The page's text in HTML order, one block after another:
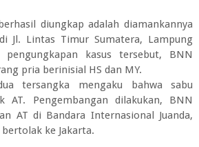
diungkap adalah diamankannya
Jl. Lintas Timur Sumatera, Lampung
kasus tersebut, BNN
pria berinisial HS dan MY.
tersangka mengaku bahwa sabu
AT. Pengembangan dilakukan, BNN
AT di Bandara Internasional Juanda,
ke Jakarta.